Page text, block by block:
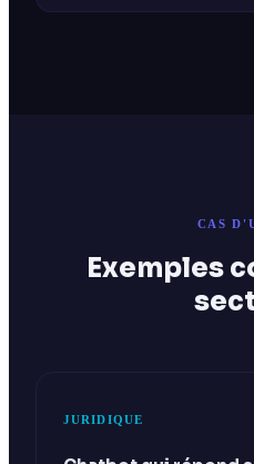
CAS
Exemples
JURIDIQUE